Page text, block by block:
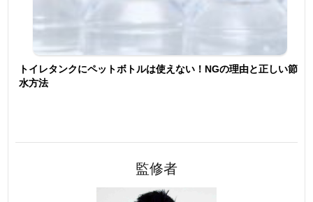
トイレタンクにペットボトルは使えない！NGの理由と正しい節
水方法
監修者